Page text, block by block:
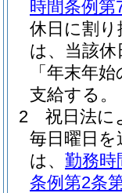
時間条例第
休日に割
は、当該
「年末年
支給する。
2
祝日法に
毎日曜日
は、 勤務時
条例第2条